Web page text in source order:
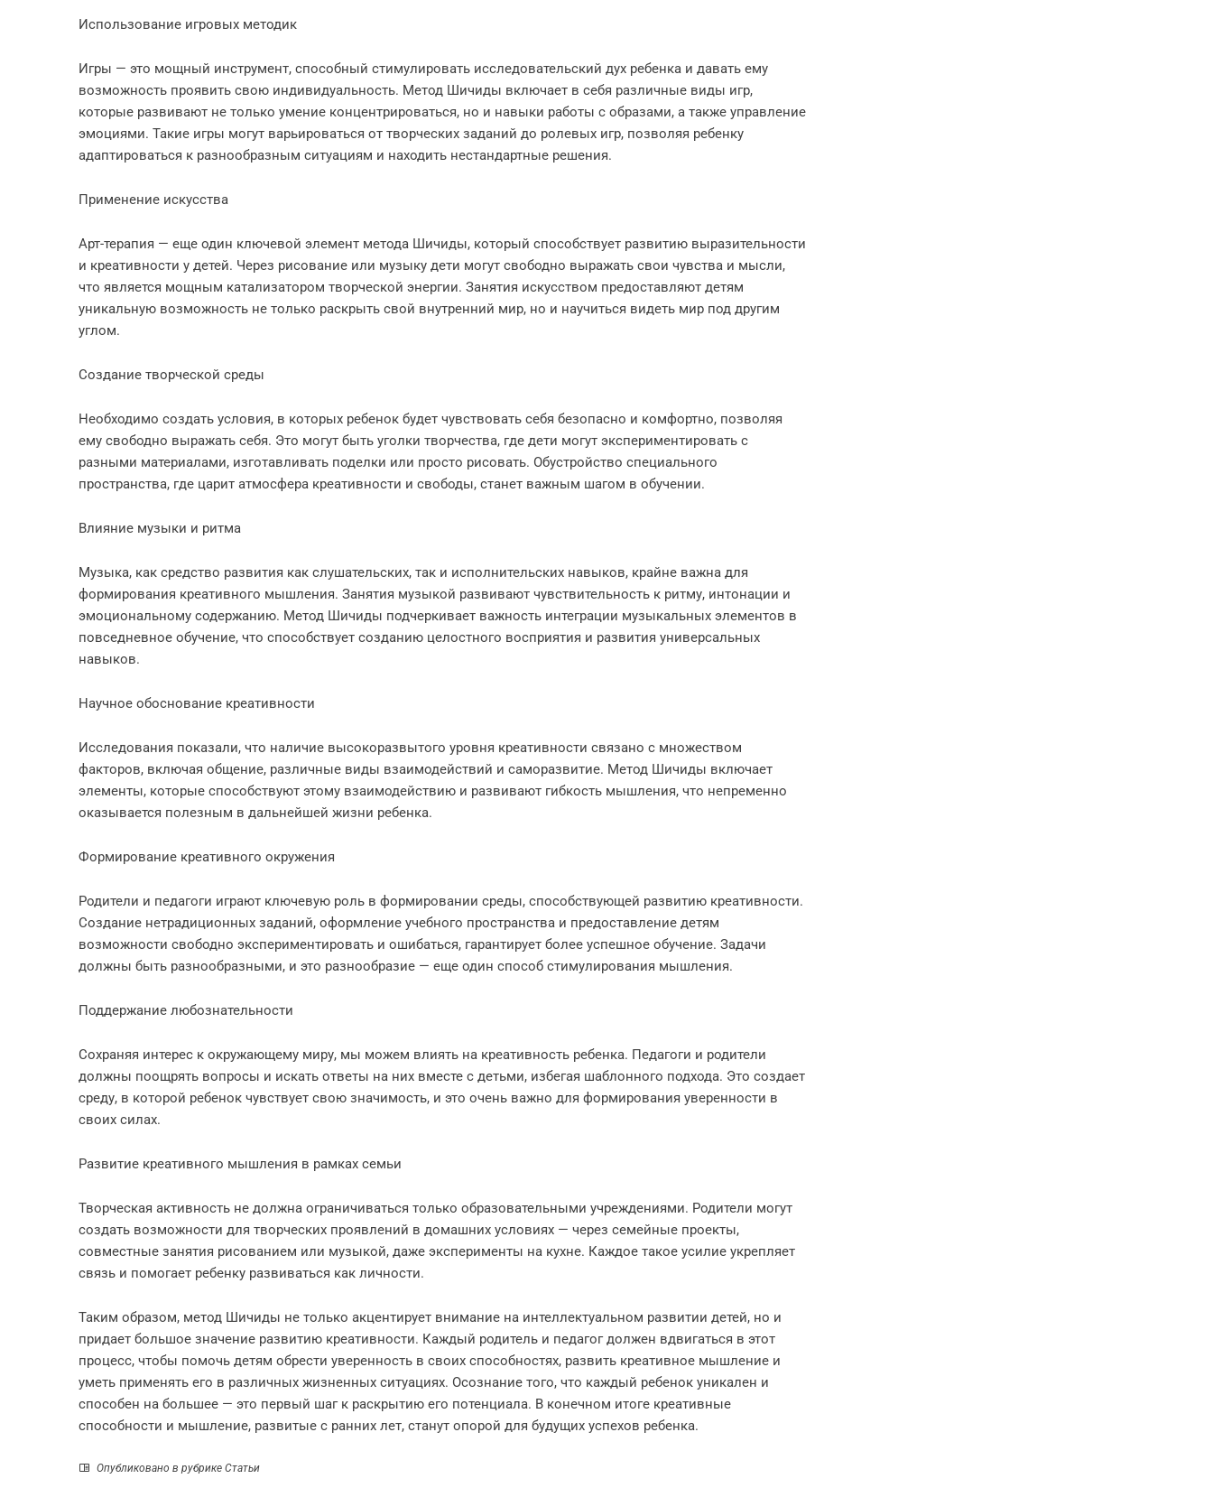
Использование игровых методик
Игры — это мощный инструмент, способный стимулировать исследовательский дух ребенка и давать ему
возможность проявить свою индивидуальность. Метод Шичиды включает в себя различные виды игр,
которые развивают не только умение концентрироваться, но и навыки работы с образами, а также управление
эмоциями. Такие игры могут варьироваться от творческих заданий до ролевых игр, позволяя ребенку
адаптироваться к разнообразным ситуациям и находить нестандартные решения.
Применение искусства
Арт-терапия — еще один ключевой элемент метода Шичиды, который способствует развитию выразительности
и креативности у детей. Через рисование или музыку дети могут свободно выражать свои чувства и мысли,
что является мощным катализатором творческой энергии. Занятия искусством предоставляют детям
уникальную возможность не только раскрыть свой внутренний мир, но и научиться видеть мир под другим
углом.
Создание творческой среды
Необходимо создать условия, в которых ребенок будет чувствовать себя безопасно и комфортно, позволяя
ему свободно выражать себя. Это могут быть уголки творчества, где дети могут экспериментировать с
разными материалами, изготавливать поделки или просто рисовать. Обустройство специального
пространства, где царит атмосфера креативности и свободы, станет важным шагом в обучении.
Влияние музыки и ритма
Музыка, как средство развития как слушательских, так и исполнительских навыков, крайне важна для
формирования креативного мышления. Занятия музыкой развивают чувствительность к ритму, интонации и
эмоциональному содержанию. Метод Шичиды подчеркивает важность интеграции музыкальных элементов в
повседневное обучение, что способствует созданию целостного восприятия и развития универсальных
навыков.
Научное обоснование креативности
Исследования показали, что наличие высокоразвытого уровня креативности связано с множеством
факторов, включая общение, различные виды взаимодействий и саморазвитие. Метод Шичиды включает
элементы, которые способствуют этому взаимодействию и развивают гибкость мышления, что непременно
оказывается полезным в дальнейшей жизни ребенка.
Формирование креативного окружения
Родители и педагоги играют ключевую роль в формировании среды, способствующей развитию креативности.
Создание нетрадиционных заданий, оформление учебного пространства и предоставление детям
возможности свободно экспериментировать и ошибаться, гарантирует более успешное обучение. Задачи
должны быть разнообразными, и это разнообразие — еще один способ стимулирования мышления.
Поддержание любознательности
Сохраняя интерес к окружающему миру, мы можем влиять на креативность ребенка. Педагоги и родители
должны поощрять вопросы и искать ответы на них вместе с детьми, избегая шаблонного подхода. Это создает
среду, в которой ребенок чувствует свою значимость, и это очень важно для формирования уверенности в
своих силах.
Развитие креативного мышления в рамках семьи
Творческая активность не должна ограничиваться только образовательными учреждениями. Родители могут
создать возможности для творческих проявлений в домашних условиях — через семейные проекты,
совместные занятия рисованием или музыкой, даже эксперименты на кухне. Каждое такое усилие укрепляет
связь и помогает ребенку развиваться как личности.
Таким образом, метод Шичиды не только акцентирует внимание на интеллектуальном развитии детей, но и
придает большое значение развитию креативности. Каждый родитель и педагог должен вдвигаться в этот
процесс, чтобы помочь детям обрести уверенность в своих способностях, развить креативное мышление и
уметь применять его в различных жизненных ситуациях. Осознание того, что каждый ребенок уникален и
способен на большее — это первый шаг к раскрытию его потенциала. В конечном итоге креативные
способности и мышление, развитые с ранних лет, станут опорой для будущих успехов ребенка.
Опубликовано в рубрике Статьи